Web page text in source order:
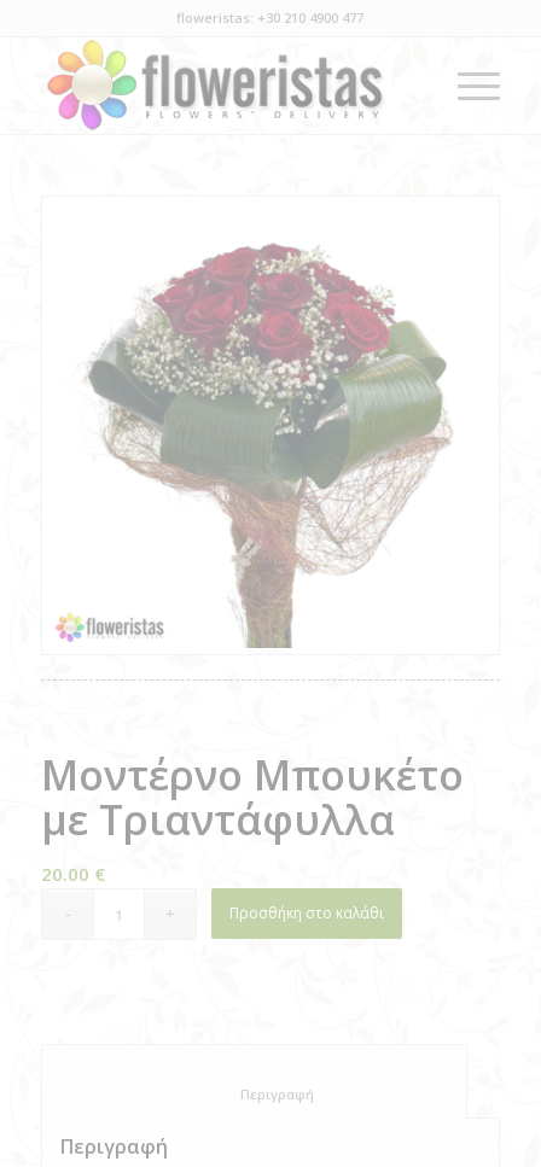
floweristas: +30 210 4900 477
Μοντέρνο Μπουκέτο
με Τριαντάφυλλα
20.00 €
Προσθήκη στο καλάθι
Περιγραφή